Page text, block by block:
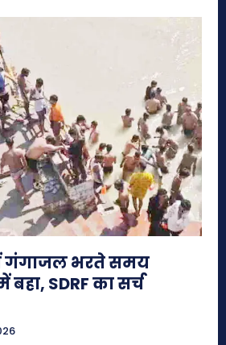
गंगाजल भरते समय
SDRF का सर्च